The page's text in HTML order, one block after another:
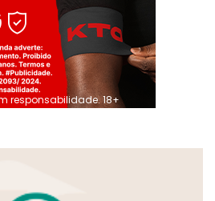
responsabilidade. 18+